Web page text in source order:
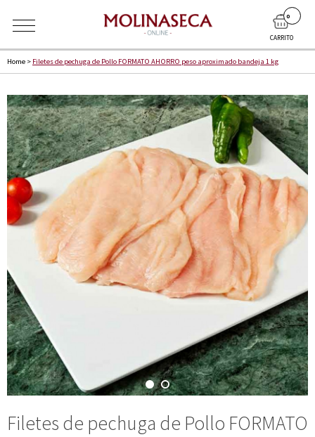
CARRITO
0
Home > Filetes de pechuga de Pollo FORMATO AHORRO peso aproximado bandeja 1 kg
Filetes de pechuga de Pollo FORMATO